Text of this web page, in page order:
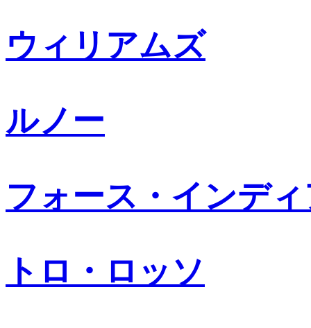
ウィリアムズ
ルノー
フォース・インデ
トロ・ロッソ